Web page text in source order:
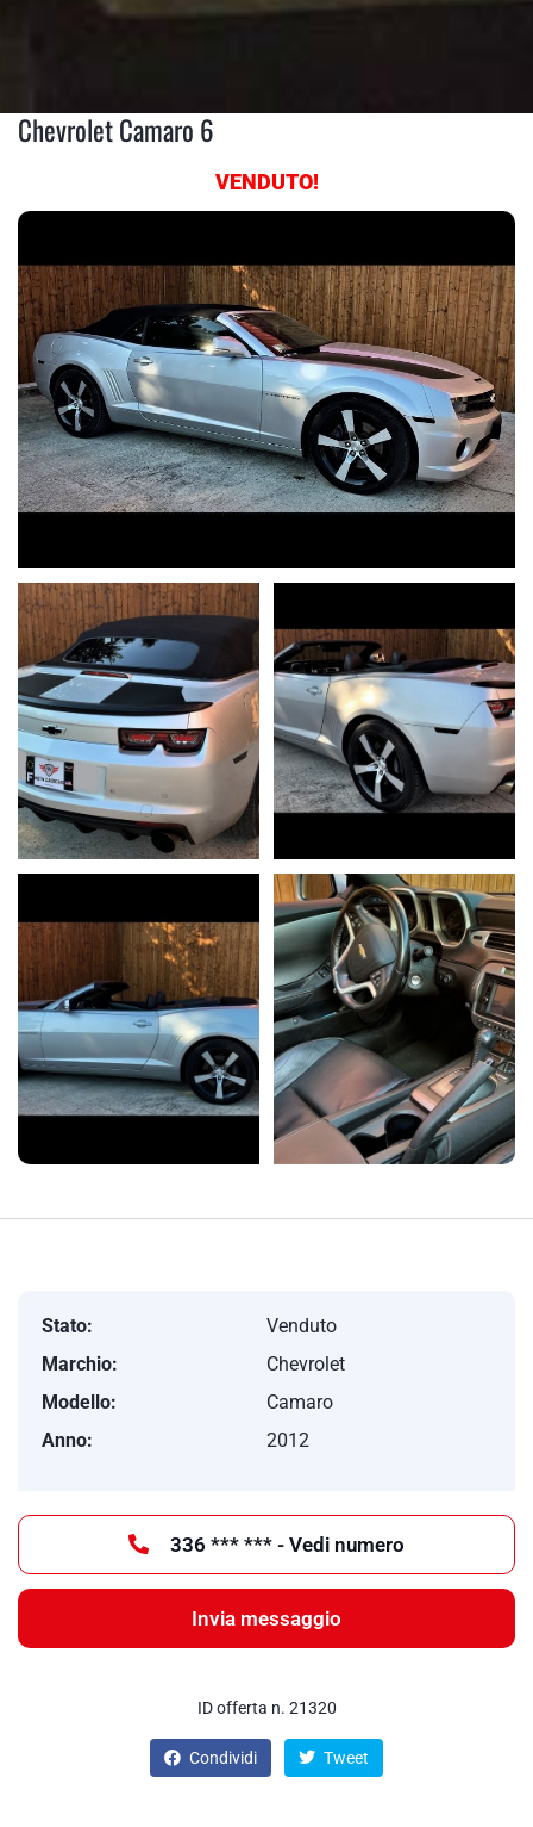
Chevrolet Camaro 6
VENDUTO!
Stato:
Venduto
Marchio:
Chevrolet
Modello:
Camaro
Anno:
2012
336 *** *** - Vedi numero
Invia messaggio
ID offerta n. 21320
Condividi Tweet